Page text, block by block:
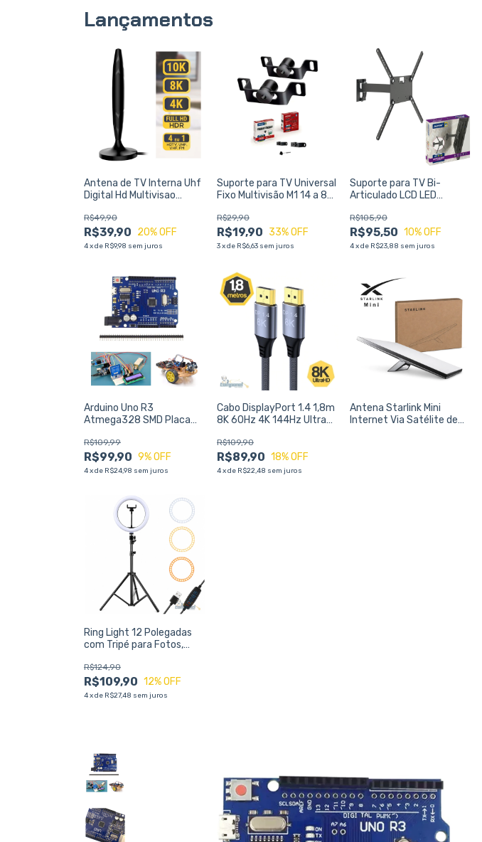
Lançamentos
Antena de TV Interna Uhf
Digital Hd Multivisao
R$39,90
R$49,90
20% OFF
4xde R$9,98 sem juros
Suporte para TV Universal
Fixo Multivisão M1 14 a 84
Plasma
R$19,90
R$29,90
33% OFF
3xde R$6,63 sem juros
Suporte para TV Bi-
Articulado LCD LED
56 Polegadas
R$95,50
R$105,90
10% OFF
4xde R$23,88 sem juros
Arduino Uno R3
Atmega328 SMD Placa
Eletronica
R$99,90
R$109,99
9% OFF
4xde R$24,98 sem juros
Cabo DisplayPort 1.4 1,8m
8K 60Hz 4K 144Hz Ultra
R$89,90
R$109,90
18% OFF
4xde R$22,48 sem juros
Antena Starlink Mini
Internet Via Satélite de
Ring Light 12 Polegadas
com Tripé para Fotos,
R$109,90
R$124,90
12% OFF
4xde R$27,48 sem juros